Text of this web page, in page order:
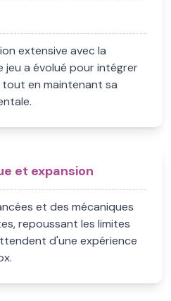
extensive avec la
jeu a évolué pour intégrer
en maintenant sa
et expansion
et des mécaniques
repoussant les limites
d'une expérience